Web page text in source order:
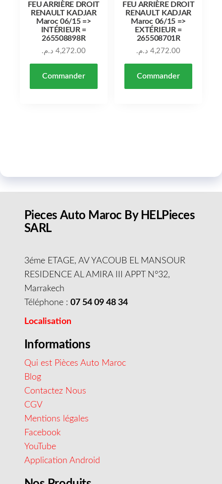
FEU ARRIÈRE DROIT
RENAULT KADJAR
Maroc 06/15 =>
INTÉRIEUR =
265508898R
4,272.00 د.م.
Commander
FEU ARRIÈRE DROIT
RENAULT KADJAR
Maroc 06/15 =>
EXTÉRIEUR =
265508701R
4,272.00 د.م.
Commander
Pieces Auto Maroc By HELPieces
SARL
3éme ETAGE, AV YACOUB EL MANSOUR
RESIDENCE AL AMIRA III APPT N°32,
Marrakech
Téléphone : 07 54 09 48 34
Localisation
Informations
Qui est Pièces Auto Maroc
Blog
Contactez Nous
CGV
Mentions légales
Facebook
YouTube
Application Android